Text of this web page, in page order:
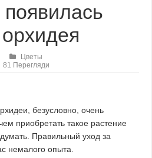
Цветы
81 Перегляди
безусловно, очень
приобретать такое растение
Правильный уход за
немалого опыта.